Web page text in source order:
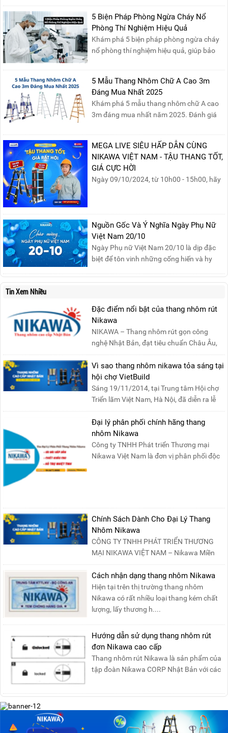
cháy xăng dầu rất dễ lan rộng và gây thiệt
hại nghiêm trọng nếu không được xử lý kịp
thời. Vì vậy, việc hiểu rõ các phương pháp
dập tắt...
5 Biện Pháp Phòng Ngừa Cháy Nổ
Phòng Thí Nghiệm Hiệu Quả
Khám phá 5 biện pháp phòng ngừa cháy
nổ phòng thí nghiệm hiệu quả, giúp bảo
sản, giảm thiểu nguy cơ cháy nổ phòng thí
nghiệm.
5 Mẫu Thang Nhôm Chữ A Cao 3m
Đáng Mua Nhất 2025
Khám phá 5 mẫu thang nhôm chữ A cao
3m đáng mua nhất năm 2025. Đánh giá
sản phẩm phù hợp!
MEGA LIVE SIÊU HẤP DẪN CÙNG
NIKAWA VIỆT NAM - TẬU THANG TỐT,
GIÁ CỰC HỜI
Ngày 09/10/2024, từ 10h00 - 15h00, hãy
phần quà siêu hấp dẫn và mua sắm
những sản phẩm thang chính hãng với
mức giá không thể tốt hơn!Tham gia
Mega Live, bạn sẽ nhận được gì?...
Nguồn Gốc Và Ý Nghĩa Ngày Phụ Nữ
Việt Nam 20/10
Ngày Phụ nữ Việt Nam 20/10 là dịp đặc
biệt để tôn vinh những cống hiến và hy
Khởi nguồn từ sự ra đời của Hội Phụ nữ
này không chỉ ghi nhận vai trò quan trọng
của phụ nữ ...
Tin Xem Nhiều
Đặc điểm nổi bật của thang nhôm rút
Nikawa
NIKAWA – Thang nhôm rút gọn công
nghệ Nhật Bản, đạt tiêu chuẩn Châu Âu,
đảm bảo sự an toàn tuy....
Vì sao thang nhôm nikawa tỏa sáng tại
hội chợ VietBuild
Sáng 19/11/2014, tại Trung tâm Hội chợ
Triển lãm Việt Nam, Hà Nội, đã diễn ra lễ
khai mạc “Triể....
Đại lý phân phối chính hãng thang
nhôm Nikawa
Công ty TNHH Phát triển Thương mại
Nikawa Việt Nam là đơn vị phân phối độc
Chính Sách Dành Cho Đại Lý Thang
Nhôm Nikawa
CÔNG TY TNHH PHÁT TRIỂN THƯƠNG
MẠI NIKAWA VIỆT NAM – Nikawa Miền
Bắc: Số 19, Đường Trung ....
Cách nhận dạng thang nhôm Nikawa
Hiện tại trên thị trường thang nhôm
Nikawa có rất nhiều loại thang kém chất
lượng, lấy thương h....
Hướng dẫn sử dụng thang nhôm rút
đơn Nikawa cao cấp
Thang nhôm rút Nikawa là sản phẩm của
tập đoàn Nikawa CORP Nhật Bản với các